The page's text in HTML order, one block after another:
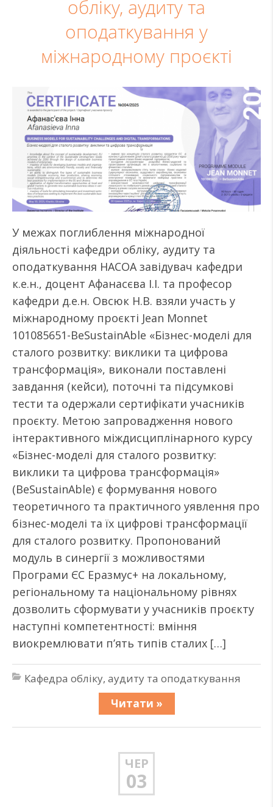
обліку, аудиту та
оподаткування у
міжнародному проєкті
У межах поглиблення міжнародної
діяльності кафедри обліку, аудиту та
оподаткування НАСОА завідувач кафедри
к.е.н., доцент Афанасєва І.І. та професор
кафедри д.е.н. Овсюк Н.В. взяли участь у
міжнародному проєкті Jean Monnet
101085651-BeSustainAble «Бізнес-моделі для
сталого розвитку: виклики та цифрова
трансформація», виконали поставлені
завдання (кейси), поточні та підсумкові
тести та одержали сертифікати учасників
проєкту. Метою запровадження нового
інтерактивного міждисциплінарного курсу
«Бізнес-моделі для сталого розвитку:
виклики та цифрова трансформація»
(BeSustainAble) є формування нового
теоретичного та практичного уявлення про
бізнес-моделі та їх цифрові трансформації
для сталого розвитку. Пропонований
модуль в синергії з можливостями
Програми ЄС Еразмус+ на локальному,
регіональному та національному рівнях
дозволить сформувати у учасників проєкту
наступні компетентності: вміння
виокремлювати п’ять типів сталих […]
Кафедра обліку, аудиту та оподаткування
Читати »
ЧЕР
03